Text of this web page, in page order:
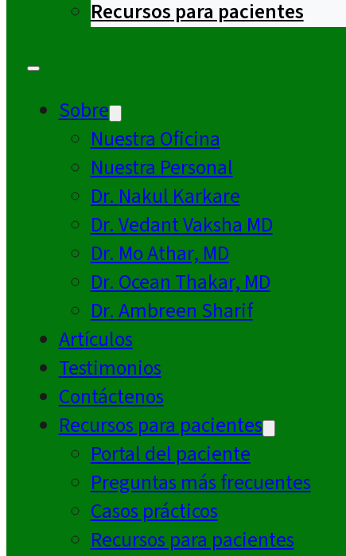
Recursos para pacientes
Sobre
Nuestra Oficina
Nuestra Personal
Dr. Nakul Karkare
Dr. Vedant Vaksha MD
Dr. Mo Athar, MD
Dr. Ocean Thakar, MD
Dr. Ambreen Sharif
Artículos
Testimonios
Contáctenos
Recursos para pacientes
Portal del paciente
Preguntas más frecuentes
Casos prácticos
Recursos para pacientes